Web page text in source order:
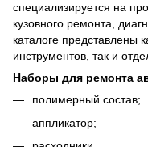
специализируется на
кузовного ремонта,
каталоге представлены
инструментов, так и
Наборы для ремонта
полимерный состав;
аппликатор;